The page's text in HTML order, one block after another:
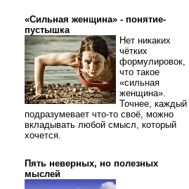
«Сильная женщина» - понятие-
пустышка
Нет никаких
чётких
формулировок,
что такое
«сильная
женщина».
Точнее, каждый
подразумевает что-то своё, можно
вкладывать любой смысл, который
хочется.
Пять неверных, но полезных
мыслей